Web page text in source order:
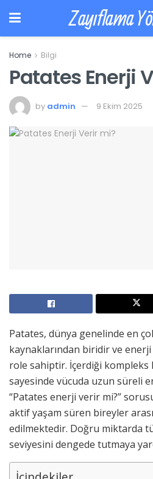
Zayıflama
Home Bilgi
Patates Enerji
by admin 9 Ekim 2025
Patates, dünya genelinde en
kaynaklarından biridir ve
role sahiptir. İçerdiği
sayesinde vücuda uzun süreli
“Patates enerji verir mi?”
aktif yaşam süren bireyler
edilmektedir. Doğru miktarda
seviyesini dengede tutmaya